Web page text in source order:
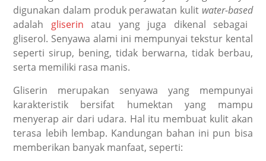
digunakan dalam produk perawatan kulit water-based
adalah
gliserin atau yang juga dikenal sebagai
gliserol. Senyawa alami ini mempunyai tekstur kental
seperti sirup, bening, tidak berwarna, tidak berbau,
serta memiliki rasa manis.
Gliserin merupakan senyawa yang mempunyai
karakteristik bersifat humektan yang mampu
menyerap air dari udara. Hal itu membuat kulit akan
terasa lebih lembap. Kandungan bahan ini pun bisa
memberikan banyak manfaat, seperti: